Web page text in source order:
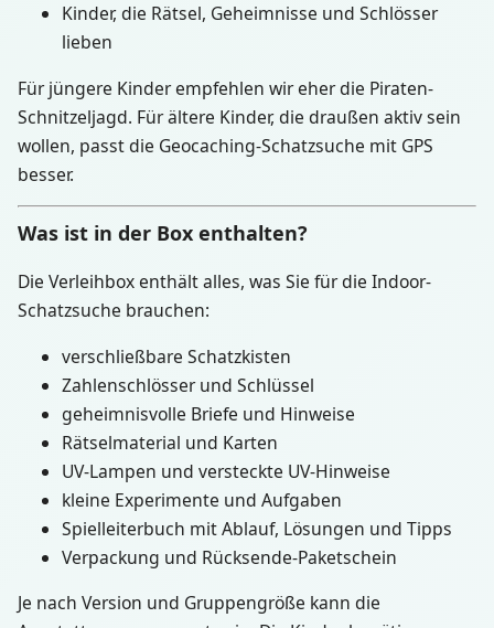
Kinder, die Rätsel, Geheimnisse und Schlösser
lieben
Für jüngere Kinder empfehlen wir eher die Piraten-
Schnitzeljagd. Für ältere Kinder, die draußen aktiv sein
wollen, passt die Geocaching-Schatzsuche mit GPS
besser.
Was ist in der Box enthalten?
Die Verleihbox enthält alles, was Sie für die Indoor-
Schatzsuche brauchen:
verschließbare Schatzkisten
Zahlenschlösser und Schlüssel
geheimnisvolle Briefe und Hinweise
Rätselmaterial und Karten
UV-Lampen und versteckte UV-Hinweise
kleine Experimente und Aufgaben
Spielleiterbuch mit Ablauf, Lösungen und Tipps
Verpackung und Rücksende-Paketschein
Je nach Version und Gruppengröße kann die